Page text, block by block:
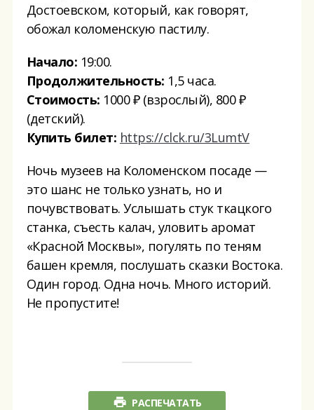
Достоевском, который, как говорят,
обожал коломенскую пастилу.
Начало: 19:00.
Продолжительность: 1,5 часа.
Стоимость: 1000 ₽ (взрослый), 800 ₽
(детский).
Купить билет: https://clck.ru/3LumtV
Ночь музеев на Коломенском посаде —
это шанс не только узнать, но и
почувствовать. Услышать стук ткацкого
станка, съесть калач, уловить аромат
«Красной Москвы», погулять по теням
башен кремля, послушать сказки Востока.
Один город. Одна ночь. Много историй.
Не пропустите!
РАСПЕЧАТАТЬ